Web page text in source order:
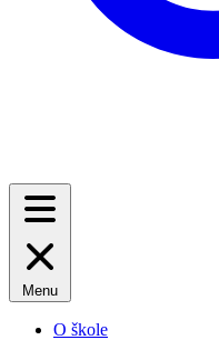
Menu
O škole